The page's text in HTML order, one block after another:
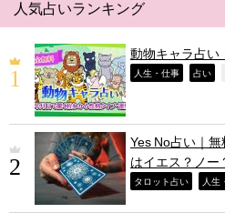
人気占いランキング
動物キャラ占い
人生・仕事 占い
Yes No占い｜
はイエス？ノー
タロット占い 人生